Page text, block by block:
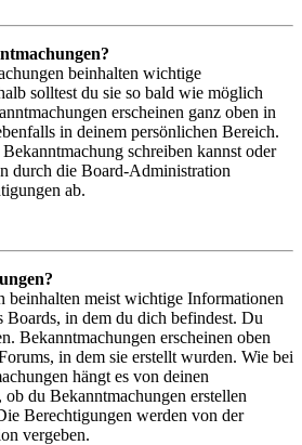
beinhalten wichtige
solltest du sie so bald wie möglich
erscheinen ganz oben in
in deinem persönlichen Bereich.
schreiben kannst oder
durch die Board-Administration
ab.
beinhalten meist wichtige Informationen
Boards, in dem du dich befindest. Du
Bekanntmachungen erscheinen oben
in dem sie erstellt wurden. Wie bei
hängt es von deinen
du Bekanntmachungen erstellen
Berechtigungen werden von der
vergeben.